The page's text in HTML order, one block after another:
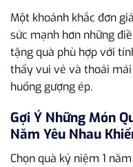
Một khoảnh khắc đơn
sức mạnh hơn những
tặng quà phù hợp với
thấy vui vẻ và thoải
huống gượng ép.
Gợi Ý Những Món
Năm Yêu Nhau
Chọn quà kỷ niệm 1